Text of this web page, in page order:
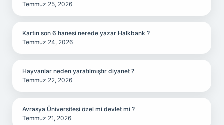
Temmuz 25, 2026
Kartın son 6 hanesi nerede yazar Halkbank ?
Temmuz 24, 2026
Hayvanlar neden yaratılmıştır diyanet ?
Temmuz 22, 2026
Avrasya Üniversitesi özel mi devlet mi ?
Temmuz 21, 2026